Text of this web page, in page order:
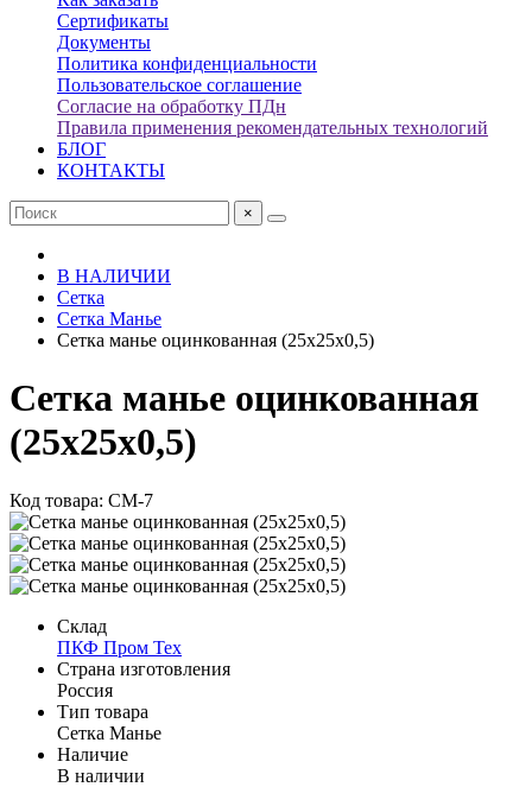
Сертификаты
Документы
Политика конфиденциальности
Пользовательское соглашение
Согласие на обработку ПДн
Правила применения рекомендательных технологий
БЛОГ
КОНТАКТЫ
×
В НАЛИЧИИ
Сетка
Сетка Манье
Сетка манье оцинкованная (25х25х0,5)
Сетка манье оцинкованная
(25х25х0,5)
Код товара: СМ-7
Склад
ПКФ Пром Тех
Страна изготовления
Россия
Тип товара
Сетка Манье
Наличие
В наличии